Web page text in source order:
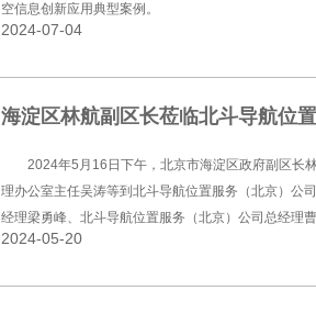
空信息创新应用典型案例。
2024-07-04
海淀区林航副区长莅临北斗导航位
2024年5月16日下午，北京市海淀区政府副区长
理办公室主任吴涛等到北斗导航位置服务（北京）公
经理梁勇峰、北斗导航位置服务（北京）公司总经理
会会长韩笑冰、北京市海淀区大健康产业联合会秘书
2024-05-20